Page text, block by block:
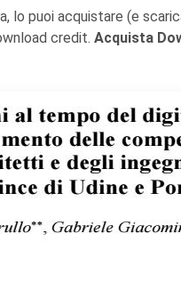
lo puoi acquistare (e
credit. Acquista